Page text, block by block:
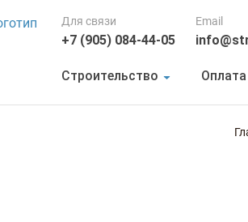
Для связи
+7 (905) 084-44-05
Email
Строительство Оплата